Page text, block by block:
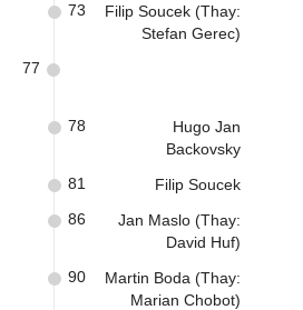
Filip Soucek (Thay:
Stefan Gerec)
73
77
Hugo Jan
Backovsky
78
Filip Soucek
81
Jan Maslo (Thay:
David Huf)
86
Martin Boda (Thay:
Marian Chobot)
90